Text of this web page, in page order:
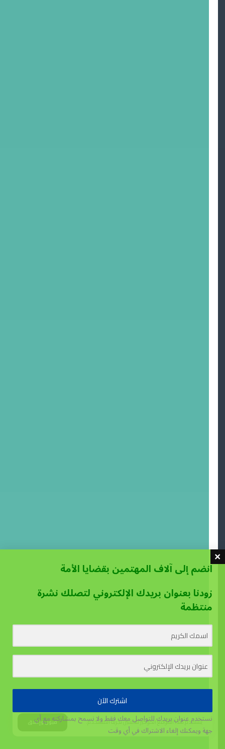
يستخدم هذا الموقع الكوكيز لتحسين تجربة المستخدم. قبول وإغلاق
انضم إلى آلاف المهتمين بقضايا الأمة
زودنا بعنوان بريدك الإلكتروني لتصلك نشرة
منتظمة
اشترك الآن
نستخدم عنوان بريدك للتواصل معك فقط ولا نسمح بمشاركته مع أي
جهةويمكنك إلغاء الاشتراك في أي وقت